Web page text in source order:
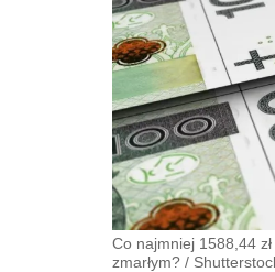
Co najmniej 1588,44
zmarłym? /